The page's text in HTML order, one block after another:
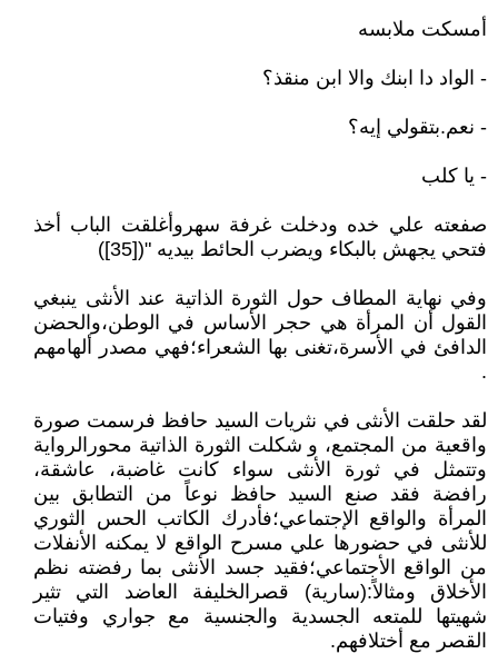
أمسكت ملابسه
- الواد دا ابنك والا ابن منقذ؟
- نعم.بتقولي إيه؟
- يا كلب
صفعته علي خده ودخلت غرفة سهروأغلقت الباب أخذ
فتحي يجهش بالبكاء ويضرب الحائط بيديه "([35])
وفي نهاية المطاف حول الثورة الذاتية عند الأنثى ينبغي
القول أن المرأة هي حجر الأساس في الوطن،والحضن
الدافئ في الأسرة،تغنى بها الشعراء؛فهي مصدر ألهامهم
.
لقد حلقت الأنثى في نثريات السيد حافظ فرسمت صورة
واقعية من المجتمع، و شكلت الثورة الذاتية محورالرواية
وتتمثل في ثورة الأنثى سواء كانت غاضبة، عاشقة،
رافضة فقد صنع السيد حافظ نوعاً من التطابق بين
المرأة والواقع الإجتماعي؛فأدرك الكاتب الحس الثوري
للأنثى في حضورها علي مسرح الواقع لا يمكنه الأنفلات
من الواقع الأجتماعي؛فقيد جسد الأنثى بما رفضته نظم
الأخلاق ومثالاً:(سارية) قصرالخليفة العاضد التي تثير
شهيتها للمتعه الجسدية والجنسية مع جواري وفتيات
القصر مع أختلافهم.